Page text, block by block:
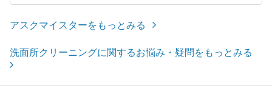
アスクマイスターをもっとみる
洗面所クリーニングに関するお悩み・疑問をもっとみる